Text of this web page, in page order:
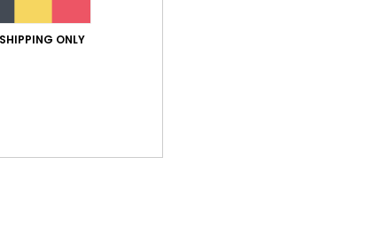
damées ou en plein freestyle au snow
outerwear vous garantissent un maximum de
ONLY